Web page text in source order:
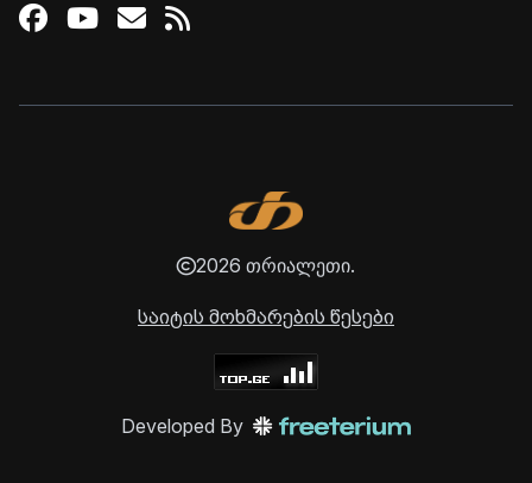
Facebook
Youtube
Email
RSS
2026 თრიალეთი.
საიტის მოხმარების წესები
Developed By